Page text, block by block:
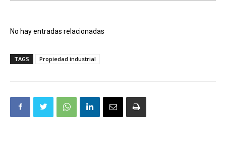
No hay entradas relacionadas
TAGS Propiedad industrial